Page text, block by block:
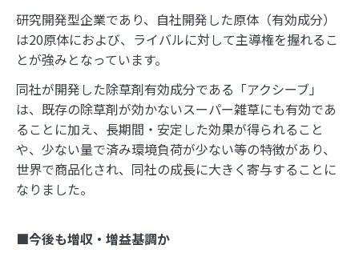
研究開発型企業であり、自社開発した原体（有効成分）
は20原体におよび、ライバルに対して主導権を握れるこ
とが強みとなっています。
同社が開発した除草剤有効成分である「アクシーブ」
は、既存の除草剤が効かないスーパー雑草にも有効であ
ることに加え、長期間・安定した効果が得られること
や、少ない量で済み環境負荷が少ない等の特徴があり、
世界で商品化され、同社の成長に大きく寄与することに
なりました。
■今後も増収・増益基調か